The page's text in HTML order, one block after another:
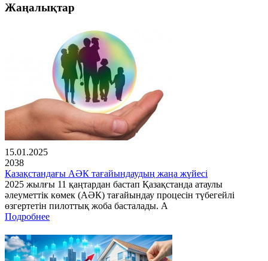
Жаңалықтар
15.01.2025
2038
Қазақстандағы АӘК тағайындаудың жаңа жүйесі
2025 жылғы 11 қаңтардан бастап Қазақстанда атаулы
әлеуметтік көмек (АӘК) тағайындау процесін түбегейлі
өзгертетін пилоттық жоба басталады. А
Подробнее